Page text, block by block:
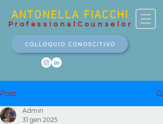
ANTONELLA FIACCHI
ProfessionalCounselor
COLLOQUIO CONOSCITIVO
Post
Admin
31 gen 2025